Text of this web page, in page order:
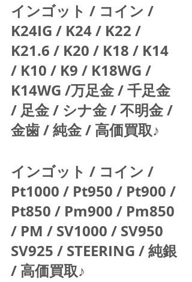
インゴット / コイン /
K24IG / K24 / K22 /
K21.6 / K20 / K18 / K14
/ K10 / K9 / K18WG /
K14WG /万足金 / 千足金
/ 足金 / シナ金 / 不明金 /
金歯 / 純金 / 高価買取♪
インゴット / コイン /
Pt1000 / Pt950 / Pt900 /
Pt850 / Pm900 / Pm850
/ PM / SV1000 / SV950
SV925 / STEERING / 純銀
/ 高価買取♪